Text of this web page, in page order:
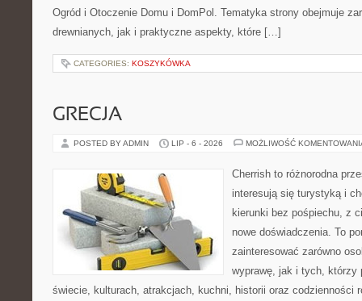
Ogród i Otoczenie Domu i DomPol. Tematyka strony obejmuje
drewnianych, jak i praktyczne aspekty, które […]
CATEGORIES: KOSZYKÓWKA
GRECJA
POSTED BY ADMIN LIP - 6 - 2026 MOŻLIWOŚĆ
Cherrish to różnorodna
interesują się turystyką i
kierunki bez pośpiechu, z
nowe doświadczenia. To
zainteresować zarówno
wyprawę, jak i tych, którzy
świecie, kulturach, atrakcjach, kuchni, historii oraz codzienności